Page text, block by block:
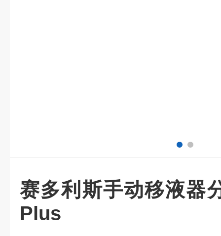
赛多利斯手动移液器
Plus